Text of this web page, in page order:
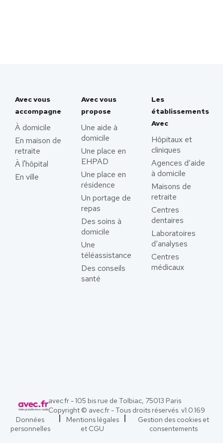
Avec vous
accompagne
À domicile
En maison de
retraite
À l'hôpital
En ville
Avec vous
propose
Une aide à
domicile
Une place en
EHPAD
Une place en
résidence
Un portage de
repas
Des soins à
domicile
Une
téléassistance
Des conseils
santé
Les
établissements
Avec
Hôpitaux et
cliniques
Agences d’aide
à domicile
Maisons de
retraite
Centres
dentaires
Laboratoires
d’analyses
Centres
médicaux
avec.fr - 105 bis rue de Tolbiac, 75013 Paris
Copyright © avec.fr - Tous droits réservés. v1.0.169
Données
personnelles
Mentions légales
et CGU
Gestion des cookies et
consentements